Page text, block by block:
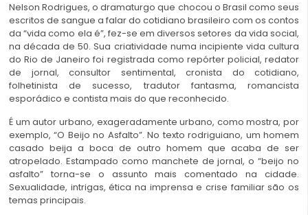
Nelson Rodrigues, o dramaturgo que chocou o Brasil como seus
escritos de sangue a falar do cotidiano brasileiro com os contos
da “vida como ela é”, fez-se em diversos setores da vida social,
na década de 50. Sua criatividade numa incipiente vida cultura
do Rio de Janeiro foi registrada como repórter policial, redator
de jornal, consultor sentimental, cronista do cotidiano,
folhetinista de sucesso, tradutor fantasma, romancista
esporádico e contista mais do que reconhecido.
É um autor urbano, exageradamente urbano, como mostra, por
exemplo, “O Beijo no Asfalto”. No texto rodriguiano, um homem
casado beija a boca de outro homem que acaba de ser
atropelado. Estampado como manchete de jornal, o “beijo no
asfalto” torna-se o assunto mais comentado na cidade.
Sexualidade, intrigas, ética na imprensa e crise familiar são os
temas principais.